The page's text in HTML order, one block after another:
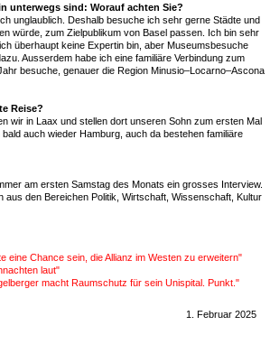
unterwegs sind: Worauf achten Sie?
unglaublich. Deshalb besuche ich sehr gerne Städte und
würde, zum Zielpublikum von Basel passen. Ich bin sehr
überhaupt keine Expertin bin, aber Museumsbesuche
Ausserdem habe ich eine familiäre Verbindung zum
besuche, genauer die Region Minusio–Locarno–Ascona
Reise?
wir in Laax und stellen dort unseren Sohn zum ersten Mal
auch wieder Hamburg, auch da bestehen familiäre
am ersten Samstag des Monats ein grosses Interview.
aus den Bereichen Politik, Wirtschaft, Wissenschaft, Kultur
eine Chance sein, die Allianz im Westen zu erweitern"
laut"
macht Raumschutz für sein Unispital. Punkt."
1. Februar 2025